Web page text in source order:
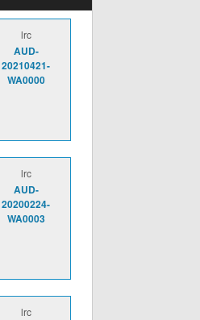
lrc
AUD-
20210421-
WA0000
lrc
AUD-
20200224-
WA0003
lrc